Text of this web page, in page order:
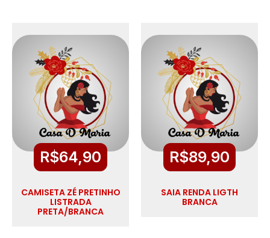
R$64,90
CAMISETA ZÉ PRETINHO
LISTRADA
PRETA/BRANCA
R$89,90
SAIA RENDA LIGTH
BRANCA